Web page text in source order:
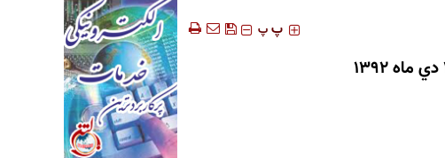
‍‍‍ پ پ